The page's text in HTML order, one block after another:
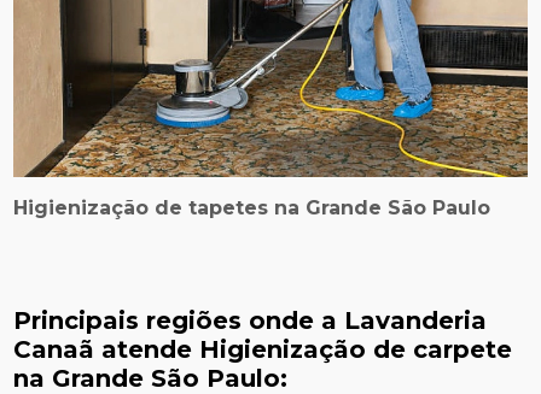
Higienização de tapetes na Grande São Paulo
Principais regiões onde a Lavanderia
Canaã atende Higienização de carpete
na Grande São Paulo: